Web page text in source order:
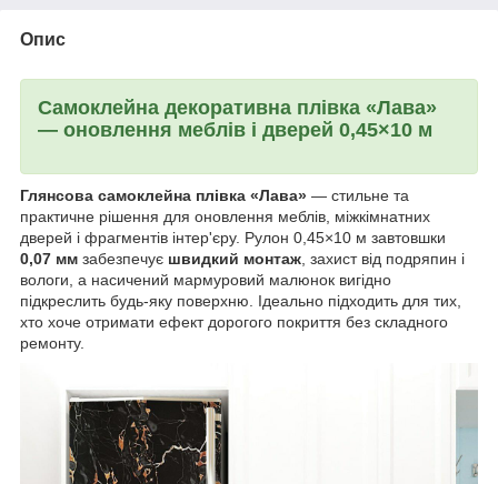
Опис
Самоклейна декоративна плівка «Лава»
— оновлення меблів і дверей 0,45×10 м
Глянсова самоклейна плівка «Лава» — стильне та
практичне рішення для оновлення меблів, міжкімнатних
дверей і фрагментів інтер'єру. Рулон 0,45×10 м завтовшки
0,07 мм забезпечує швидкий монтаж, захист від подряпин і
вологи, а насичений мармуровий малюнок вигідно
підкреслить будь-яку поверхню. Ідеально підходить для тих,
хто хоче отримати ефект дорогого покриття без складного
ремонту.